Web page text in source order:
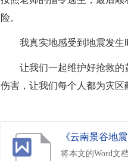
险。
我真实地感受到地震发生
让我们一起维护好抢救
伤害，让我们每个人都为灾区
《云南景谷地
将本文的Word文